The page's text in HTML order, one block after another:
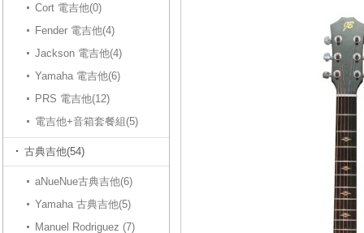
Cort 電吉他(0)
Fender 電吉他(4)
Jackson 電吉他(4)
Yamaha 電吉他(6)
PRS 電吉他(12)
電吉他+音箱套餐組(5)
古典吉他(54)
aNueNue古典吉他(6)
Yamaha 古典吉他(5)
Manuel Rodriguez (7)